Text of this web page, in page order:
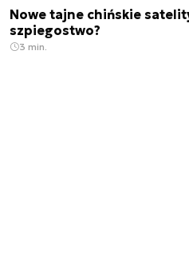
Nowe tajne chińskie
szpiegostwo?
3 min.